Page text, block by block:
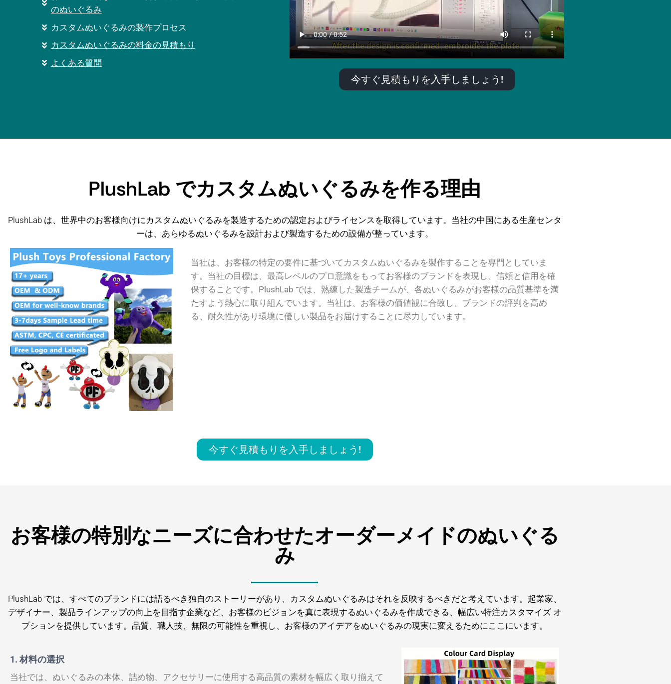
のぬいぐるみ
カスタムぬいぐるみの製作プロセス
カスタムぬいぐるみの料金の見積もり
よくある質問
今すぐ見積もりを入手しましょう!
PlushLab でカスタムぬいぐるみを作る理由
PlushLab は、世界中のお客様向けにカスタムぬいぐるみを製造するための認定およびライセンスを取得しています。当社の中国にある生産センタ
ーは、あらゆるぬいぐるみを設計および製造するための設備が整っています。
当社は、お客様の特定の要件に基づいてカスタムぬいぐるみを製作することを専門としていま
す。当社の目標は、最高レベルのプロ意識をもってお客様のブランドを表現し、信頼と信用を確
保することです。PlushLab では、熟練した製造チームが、各ぬいぐるみがお客様の品質基準を満
たすよう熱心に取り組んでいます。当社は、お客様の価値観に合致し、ブランドの評判を高め
る、耐久性があり環境に優しい製品をお届けすることに尽力しています。
今すぐ見積もりを入手しましょう!
お客様の特別なニーズに合わせたオーダーメイドのぬいぐる
み
PlushLab では、すべてのブランドには語るべき独自のストーリーがあり、カスタムぬいぐるみはそれを反映するべきだと考えています。起業家、
デザイナー、製品ラインアップの向上を目指す企業など、お客様のビジョンを真に表現するぬいぐるみを作成できる、幅広い特注カスタマイズ オ
プションを提供しています。品質、職人技、無限の可能性を重視し、お客様のアイデアをぬいぐるみの現実に変えるためにここにいます。
1. 材料の選択
当社では、ぬいぐるみの本体、詰め物、アクセサリーに使用する高品質の素材を幅広く取り揃えて